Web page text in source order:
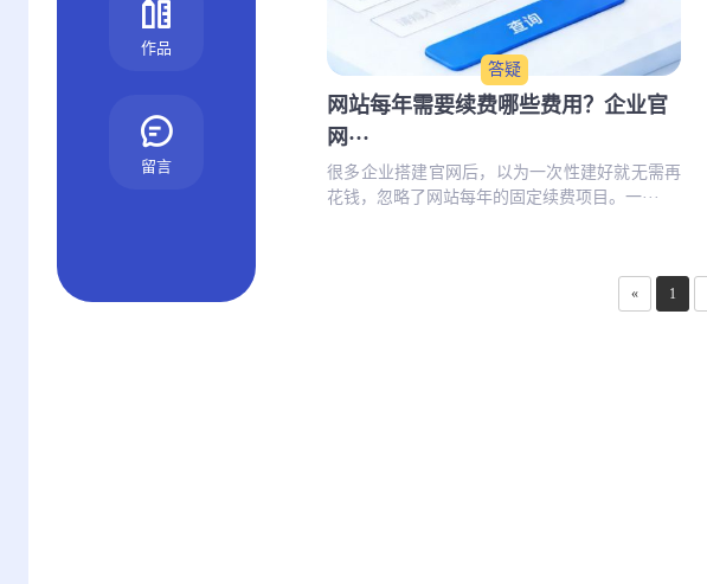
作品
留言
答疑
网站每年需要续费哪些费用？企业官
网···
很多企业搭建官网后，以为一次性建好就无需再
花钱，忽略了网站每年的固定续费项目。一···
« 1